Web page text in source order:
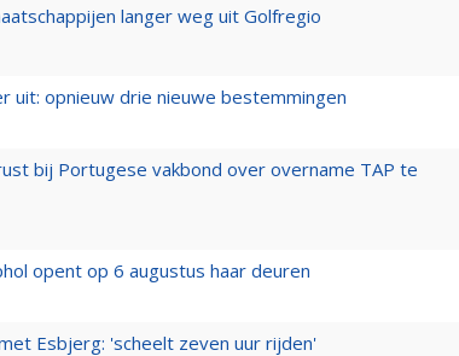
langer weg uit Golfregio
uit: opnieuw drie nieuwe bestemmingen
bij Portugese vakbond over overname TAP te
opent op 6 augustus haar deuren
Esbjerg: 'scheelt zeven uur rijden'